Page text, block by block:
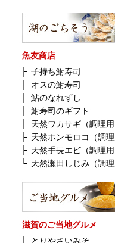
魚友商店
├ 子持ち鮒寿司
├ オスの鮒寿司
├ 鮎のなれずし
├ 鮒寿司のギフト
├ 天然ワカサギ（調理用
├ 天然ホンモロコ（調理
├ 天然手長エビ（調理用
└ 天然瀬田しじみ（調理
滋賀のご当地グルメ
├ とりやさいみそ